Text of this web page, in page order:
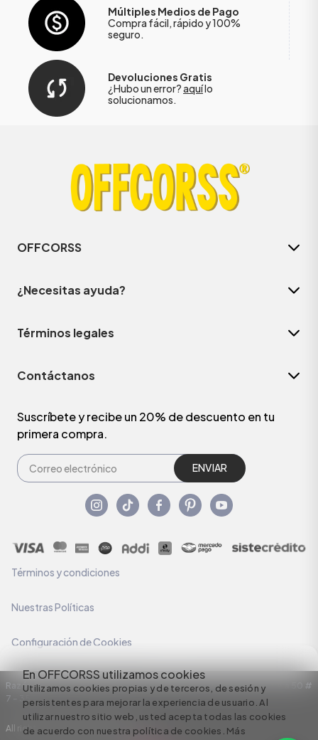
En OFFCORSS utilizamos cookies
Utilizamos cookies propias y de terceros, de sesión y
persistentes para mejorar la experiencia de usuario. Al
utilizar nuestro sitio web, usted acepta todas las cookies
de acuerdo con nuestra política de cookies. Más
Múltiples Medios de Pago
Compra fácil, rápido y 100%
seguro.
Devoluciones Gratis
¿Hubo un error?aquílo
solucionamos.
OFFCORSS
¿Necesitas ayuda?
Términos legales
Contáctanos
Suscríbete y recibe un 20% de descuento en tu
primera compra.
ENVIAR
Términos y condiciones
Nuestras Políticas
Configuración de Cookies
Razón Social: C.I HERMECO S.A. NIT: 890924167-6 Dirección: Carrera 50 #
7 – 35
All rights reserved empowered by